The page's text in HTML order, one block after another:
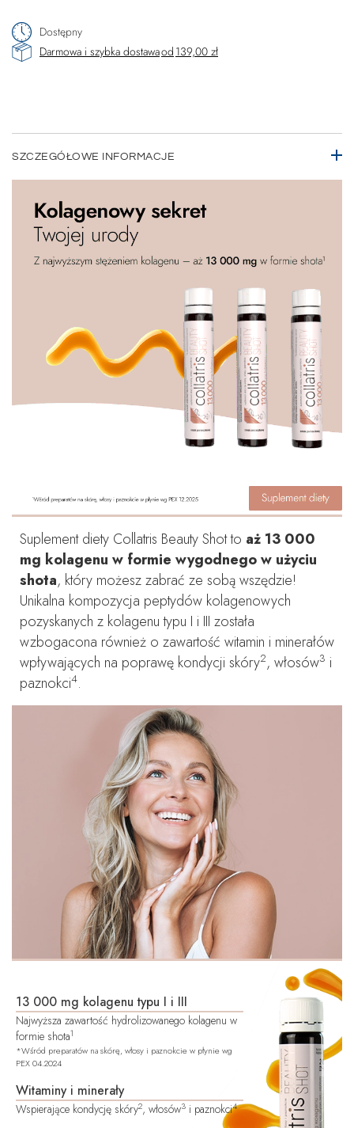
Dostępny
Darmowa i szybka dostawaod 139,00 zł
SZCZEGÓŁOWE INFORMACJE
Suplement diety Collatris Beauty Shot to aż 13 000
mg kolagenu w formie wygodnego w użyciu
shota, który możesz zabrać ze sobą wszędzie!
Unikalna kompozycja peptydów kolagenowych
pozyskanych z kolagenu typu I i III została
wzbogacona również o zawartość witamin i minerałów
wpływających na poprawę kondycji skóry2, włosów3 i
paznokci4.
13 000 mg kolagenu typu I i III
Najwyższa zawartość hydrolizowanego kolagenu w
formie shota1
*Wśród preparatów na skórę, włosy i paznokcie w płynie wg
PEX 04.2024
Witaminy i minerały
Wspierające kondycję skóry2, włosów3 i paznokci4